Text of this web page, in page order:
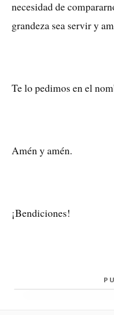
necesidad de
grandeza sea servir y
Te lo pedimos en el
Amén y amén.
¡Bendiciones!